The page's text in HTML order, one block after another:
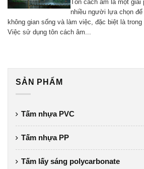
SẢN PHẨM
Tấm nhựa PVC
Tấm nhựa PP
Tấm lấy sáng polycarbonate
Tôn cách âm là một giải
nhiều người lựa chọn
không gian sống và làm việc, đặc biệt là trong
Việc sử dụng tôn cách âm...